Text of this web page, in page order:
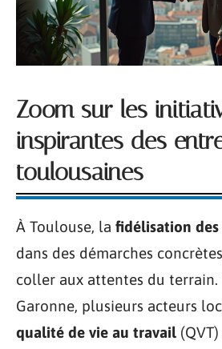
Zoom sur les
inspirantes des
toulousaines
À Toulouse, la fidélisation des
dans des démarches
coller aux attentes du terrain.
Garonne, plusieurs acteurs
qualité de vie au travail